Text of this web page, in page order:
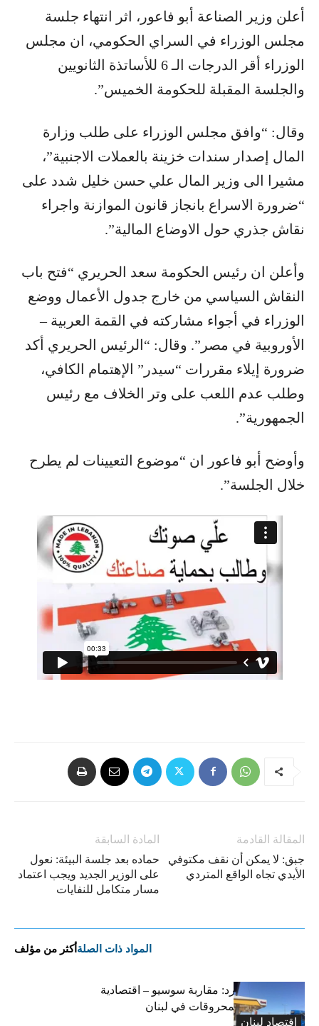
أعلن وزير الصناعة أبو فاعور، اثر انتهاء جلسة
مجلس الوزراء في السراي الحكومي، ان مجلس
الوزراء أقر الدرجات الـ 6 للأساتذة الثانويين
والجلسة المقبلة للحكومة الخميس”.
وقال: “وافق مجلس الوزراء على طلب وزارة
المال إصدار سندات خزينة بالعملات الاجنبية”،
مشيرا الى وزير المال علي حسن خليل شدد على
“ضرورة الاسراع بانجاز قانون الموازنة واجراء
نقاش جذري حول الاوضاع المالية”.
وأعلن ان رئيس الحكومة سعد الحريري “فتح باب
النقاش السياسي من خارج جدول الأعمال ووضع
الوزراء في أجواء مشاركته في القمة العربية –
الأوروبية في مصر”. وقال: “الرئيس الحريري أكد
ضرورة إيلاء مقررات “سيدر” الإهتمام الكافي،
وطلب عدم اللعب على وتر الخلاف مع رئيس
الجمهورية”.
وأوضح أبو فاعور ان “موضوع التعيينات لم يطرح
خلال الجلسة”.
المادة السابقة
حماده بعد جلسة البيئة: نعول
على الوزير الجديد ويجب اعتماد
مسار متكامل للنفايات
المقالة القادمة
جبق: لا يمكن أن نقف مكتوفي
الأيدي تجاه الواقع المتردي
المواد ذات الصلةأكثر من مؤلف
اقتصاد لبنان
التضخم المستورد: مقاربة سوسيو – اقتصادية
لارتفاع أسعار المحروقات في لبنان